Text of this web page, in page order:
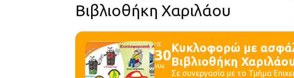
Βιβλιοθήκη Χαριλάου
ΠΕ
30
ΜΑΙ
Κυκλοφορώ με
Βιβλιοθήκη
Σε συνεργασία με το Τμήμα